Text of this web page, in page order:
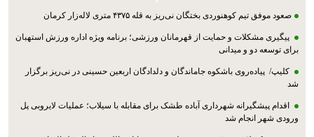
صعود موفق تیم کوهنوردی بختگان نی‌ریز به قله ۴۳۷۵ متری لاله‌زار کرمان
پیگیری مشکلات و حمایت از قهرمانان ورزشی؛ برنامه ویژه اداره ورزش استهبان
برای توسعه دو و میدانی
کلیپ/ پیاده‌روی باشکوه جاماندگان و دلدادگان اربعین حسینی در نی‌ریز برگزار
شد
اقدام پیشگیرانه شهرداری آباده طشک برای مقابله با سیلاب؛ عملیات لایروبی پل
ورودی شهر انجام شد